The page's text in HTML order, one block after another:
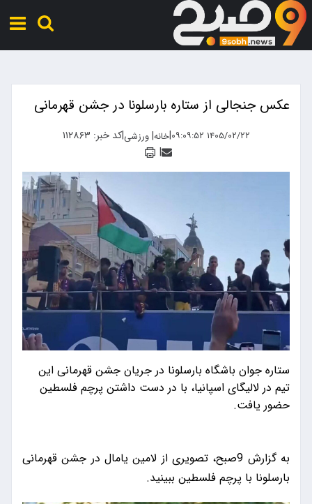
عکس جنجالی از ستاره بارسلونا در جشن قهرمانی
۱۴۰۵/۰۲/۲۲ ۰۹:۰۹:۵۲ |خانه|ورزشی|کد خبر: ۱۱۲۸۶۳
|
ستاره جوان باشگاه بارسلونا در جریان جشن قهرمانی این
تیم در لالیگای اسپانیا، با در دست داشتن پرچم فلسطین
حضور یافت.
به گزارش 9صبح، تصویری از لامین یامال در جشن قهرمانی
بارسلونا با پرچم فلسطین ببینید.